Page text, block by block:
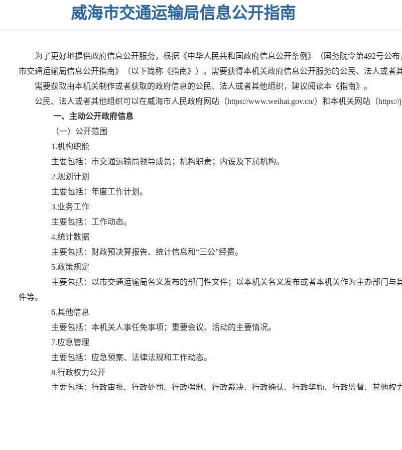
威海市交通运输局信息公开指南
为了更好地提供政府信息公开服务，根据《中华人民共和国政府信息公开条例》（国务院令第492号公
市交通运输局信息公开指南》（以下简称《指南》）。需要获得本机关政府信息公开服务的公民、法人或者
需要获取由本机关制作或者获取的政府信息的公民、法人或者其他组织，建议阅读本《指南》。
公民、法人或者其他组织可以在威海市人民政府网站（https://www.weihai.gov.cn/）和本机关网站（https://
一、主动公开政府信息
（一）公开范围
1.机构职能
主要包括：市交通运输局领导成员；机构职责；内设及下属机构。
2.规划计划
主要包括：年度工作计划。
3.业务工作
主要包括：工作动态。
4.统计数据
主要包括：财政预决算报告、统计信息和“三公”经费。
5.政策规定
主要包括：以市交通运输局名义发布的部门性文件；以本机关名义发布或者本机关作为主办部门与
件等。
6.其他信息
主要包括：本机关人事任免事项；重要会议、活动的主要情况。
7.应急管理
主要包括：应急预案、法律法规和工作动态。
8.行政权力公开
主要包括：行政审批、行政处罚、行政强制、行政裁决、行政确认、行政奖励、行政监督、其他权力